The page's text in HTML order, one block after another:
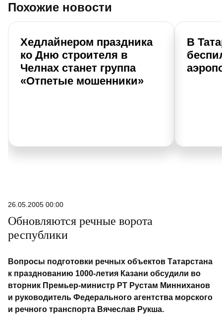
Похожие новости
Хедлайнером праздника
ко Дню строителя в
Челнах станет группа
«Отпетые мошенники»
В
26.05.2005 00:00
Обновляются речные ворота
республики
Вопросы подготовки речных объектов Татарстана
к празднованию 1000-летия Казани обсудили во
вторник Премьер-министр РТ Рустам Минниханов
и руководитель Федерального агентства морского
и речного транспорта Вячеслав Рукша.